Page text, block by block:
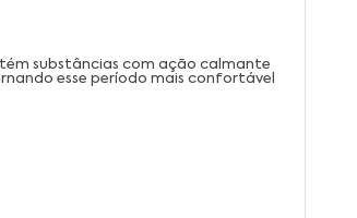
substâncias com ação calmante
esse período mais confortável